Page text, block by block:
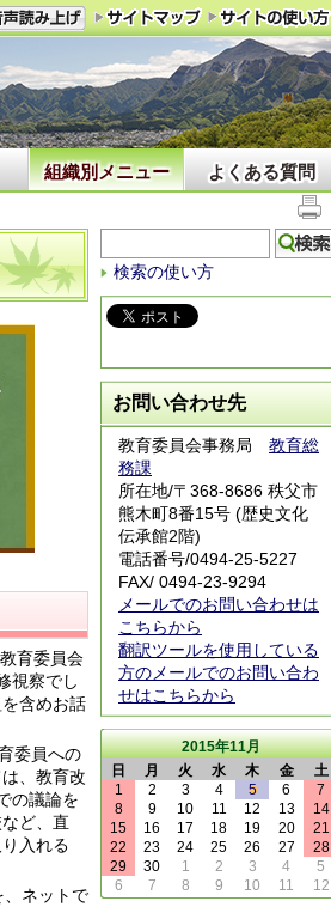
組織別メニュー よくある質問
育委員会
視察でし
含めお話
委員への
、教育改
の議論を
ど、直
入れる
、ネットで
検索の使い方
お問い合わせ先
教育委員会事務局 教育総
務課
所在地/〒368-8686 秩父市
熊木町8番15号 (歴史文化
伝承館2階)
電話番号/0494-25-5227
FAX/ 0494-23-9294
メールでのお問い合わせは
こちらから
翻訳ツールを使用している
方のメールでのお問い合わ
せはこちらから
2015年11月
日
月 火 水 木 金
土
1
2 3 4 5 6
7
8
9 10 11 12 13
14
15
16 17 18 19 20
21
22
23 24 25 26 27
28
29
30 1 2 3 4
5
6
7 8 9 10 11 12